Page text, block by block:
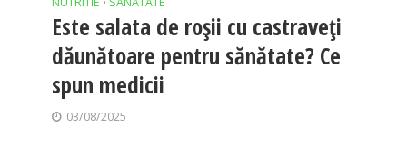
Este salata de roșii cu castraveți
dăunătoare pentru sănătate? Ce
spun medicii
03/08/2025